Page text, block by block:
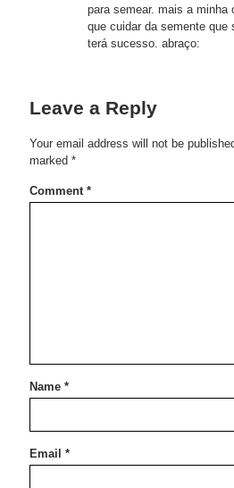
para semear. mais a minha
que cuidar da semente que
terá sucesso. abraço:
Leave a Reply
Your email address will not be
marked *
Comment *
Name *
Email *